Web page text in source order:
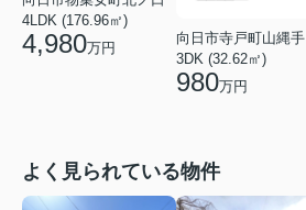
4LDK (176.96㎡)
4,980万円
向日市寺戸町山縄手
3DK (32.62㎡)
980万円
よく見られている物件